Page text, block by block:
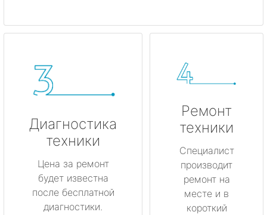
Диагностика
техники
Цена за ремонт
будет известна
после бесплатной
диагностики.
Ремонт
техники
Специалист
производит
ремонт на
месте и в
короткий